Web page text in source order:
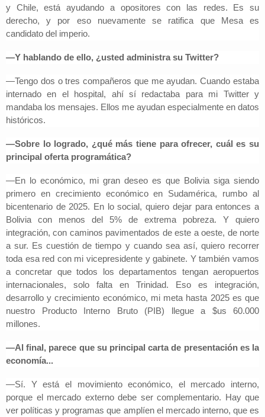
y Chile, está ayudando a opositores con las redes. Es su
derecho, y por eso nuevamente se ratifica que Mesa es
candidato del imperio.
—Y hablando de ello, ¿usted administra su Twitter?
—Tengo dos o tres compañeros que me ayudan. Cuando estaba
internado en el hospital, ahí sí redactaba para mi Twitter y
mandaba los mensajes. Ellos me ayudan especialmente en datos
históricos.
—Sobre lo logrado, ¿qué más tiene para ofrecer, cuál es su
principal oferta programática?
—En lo económico, mi gran deseo es que Bolivia siga siendo
primero en crecimiento económico en Sudamérica, rumbo al
bicentenario de 2025. En lo social, quiero dejar para entonces a
Bolivia con menos del 5% de extrema pobreza. Y quiero
integración, con caminos pavimentados de este a oeste, de norte
a sur. Es cuestión de tiempo y cuando sea así, quiero recorrer
toda esa red con mi vicepresidente y gabinete. Y también vamos
a concretar que todos los departamentos tengan aeropuertos
internacionales, solo falta en Trinidad. Eso es integración,
desarrollo y crecimiento económico, mi meta hasta 2025 es que
nuestro Producto Interno Bruto (PIB) llegue a $us 60.000
millones.
—Al final, parece que su principal carta de presentación es la
economía...
—Sí. Y está el movimiento económico, el mercado interno,
porque el mercado externo debe ser complementario. Hay que
ver políticas y programas que amplíen el mercado interno, que es